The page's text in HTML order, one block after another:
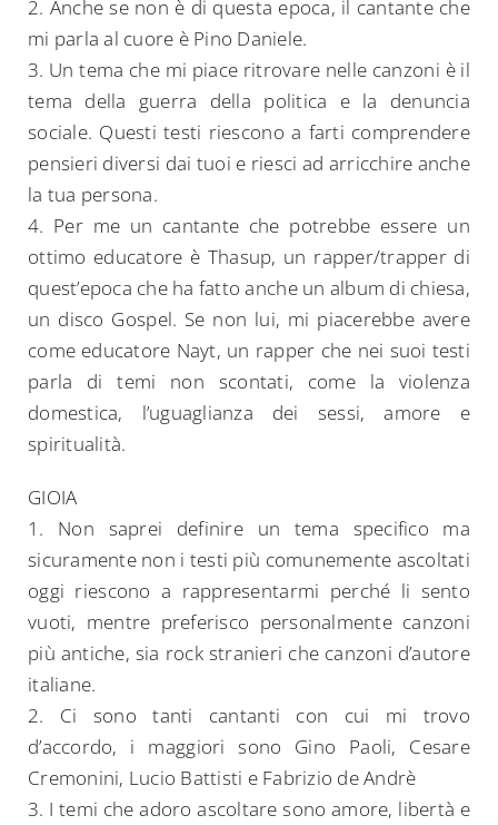
2. Anche se non è di questa epoca, il cantante che
mi parla al cuore è Pino Daniele.
3. Un tema che mi piace ritrovare nelle canzoni è il
tema della guerra della politica e la denuncia
sociale. Questi testi riescono a farti comprendere
pensieri diversi dai tuoi e riesci ad arricchire anche
la tua persona.
4. Per me un cantante che potrebbe essere un
ottimo educatore è Thasup, un rapper/trapper di
quest’epoca che ha fatto anche un album di chiesa,
un disco Gospel. Se non lui, mi piacerebbe avere
come educatore Nayt, un rapper che nei suoi testi
parla di temi non scontati, come la violenza
domestica, l’uguaglianza dei sessi, amore e
spiritualità.
GIOIA
1. Non saprei definire un tema specifico ma
sicuramente non i testi più comunemente ascoltati
oggi riescono a rappresentarmi perché li sento
vuoti, mentre preferisco personalmente canzoni
più antiche, sia rock stranieri che canzoni d’autore
italiane.
2. Ci sono tanti cantanti con cui mi trovo
d’accordo, i maggiori sono Gino Paoli, Cesare
Cremonini, Lucio Battisti e Fabrizio de Andrè
3. I temi che adoro ascoltare sono amore, libertà e